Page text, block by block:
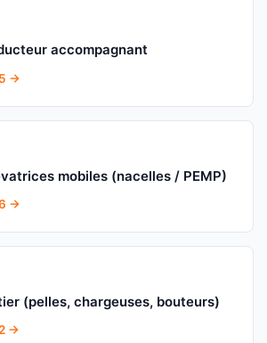
accompagnant
→
mobiles (nacelles / PEMP)
→
(pelles, chargeuses, bouteurs)
→